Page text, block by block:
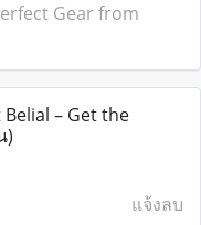
Gear from
– Get the
)
แจ้งลบ